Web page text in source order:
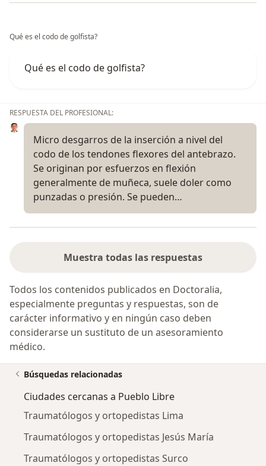
Qué es el codo de golfista?
Qué es el codo de golfista?
RESPUESTA DEL PROFESIONAL:
Micro desgarros de la inserción a nivel del
codo de los tendones flexores del antebrazo.
Se originan por esfuerzos en flexión
generalmente de muñeca, suele doler como
punzadas o presión. Se pueden…
Muestra todas las respuestas
Todos los contenidos publicados en Doctoralia,
especialmente preguntas y respuestas, son de
carácter informativo y en ningún caso deben
considerarse un sustituto de un asesoramiento
médico.
Búsquedas relacionadas
Ciudades cercanas a Pueblo Libre
Traumatólogos y ortopedistas Lima
Traumatólogos y ortopedistas Jesús María
Traumatólogos y ortopedistas Surco